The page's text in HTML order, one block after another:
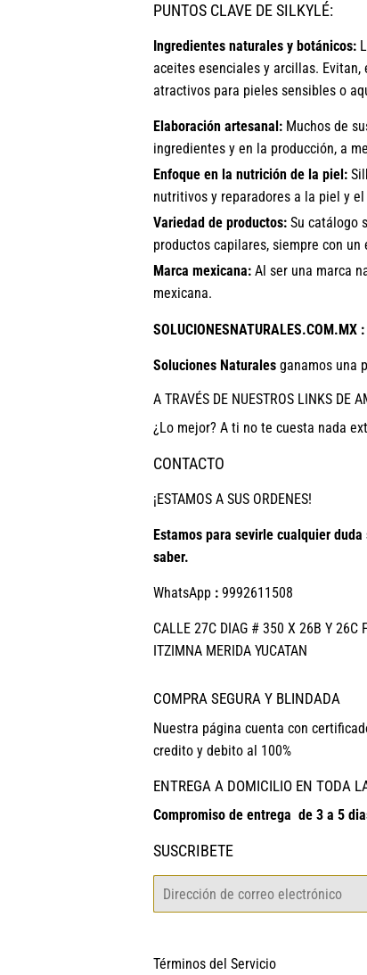
PUNTOS CLAVE DE SILKYLÉ:
Ingredientes naturales y botánicos:
aceites esenciales y arcillas.
atractivos para pieles sensibles o
Elaboración artesanal: Muchos de
ingredientes y en la producción, a
Enfoque en la nutrición de la piel:
nutritivos y reparadores a la piel y
Variedad de productos: Su catálogo
productos capilares, siempre con
Marca mexicana: Al ser una marca
mexicana.
Soluciones Naturales ganamos una
A TRAVÉS DE NUESTROS LINKS DE
¿Lo mejor? A ti no te cuesta nada
CONTACTO
¡ESTAMOS A SUS ORDENES!
Estamos para sevirle cualquier
saber.
WhatsApp : 9992611508
CALLE 27C DIAG # 350 X 26B Y 26C
ITZIMNA MERIDA YUCATAN
COMPRA SEGURA Y BLINDADA
Nuestra página cuenta con
credito y debito al 100%
ENTREGA A DOMICILIO EN TODA
Compromiso de entrega de 3 a 5
SUSCRIBETE
Correo
Términos del Servicio